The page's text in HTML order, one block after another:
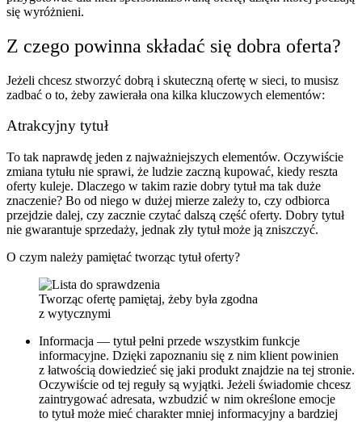
się wyróżnieni.
Z czego powinna składać się dobra oferta?
Jeżeli chcesz stworzyć dobrą i skuteczną ofertę w sieci, to musisz
zadbać o to, żeby zawierała ona kilka kluczowych elementów:
Atrakcyjny tytuł
To tak naprawdę jeden z najważniejszych elementów. Oczywiście
zmiana tytułu nie sprawi, że ludzie zaczną kupować, kiedy reszta
oferty kuleje. Dlaczego w takim razie dobry tytuł ma tak duże
znaczenie? Bo od niego w dużej mierze zależy to, czy odbiorca
przejdzie dalej, czy zacznie czytać dalszą część oferty. Dobry tytuł
nie gwarantuje sprzedaży, jednak zły tytuł może ją zniszczyć.
O czym należy pamiętać tworząc tytuł oferty?
Tworząc ofertę pamiętaj, żeby była zgodna
z wytycznymi
Informacja — tytuł pełni przede wszystkim funkcje
informacyjne. Dzięki zapoznaniu się z nim klient powinien
z łatwością dowiedzieć się jaki produkt znajdzie na tej stronie.
Oczywiście od tej reguły są wyjątki. Jeżeli świadomie chcesz
zaintrygować adresata, wzbudzić w nim określone emocje
to tytuł może mieć charakter mniej informacyjny a bardziej